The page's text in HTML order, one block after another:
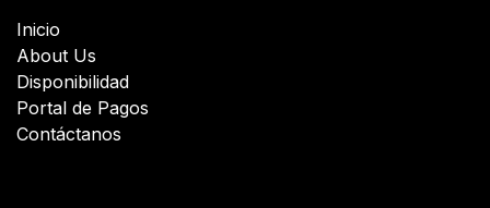
Inicio
About Us
Disponibilidad
Portal de Pagos
Contáctanos